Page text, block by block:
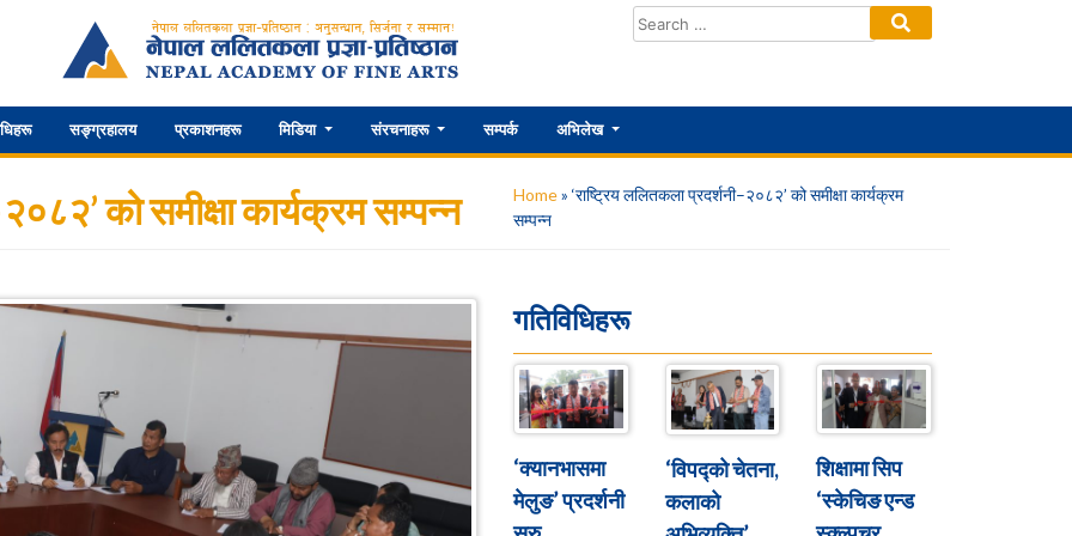
सङ्ग्रहालय प्रकाशनहरू मिडिया संरचनाहरू सम्पर्क अभिलेख
को समीक्षा कार्यक्रम सम्पन्न Home» ‘राष्ट्रिय ललितकला प्रदर्शनी–२०८२’ को समीक्षा कार्यक्रम
सम्पन्न
गतिविधिहरू
‘क्यानभासमा
मेलुङ’ प्रदर्शनी
‘विपद्को चेतना,
कलाको
शिक्षामा सिप
‘स्केचिङ एन्ड